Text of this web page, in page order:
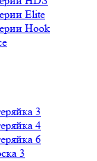
Elite
Hook
3
4
6
3